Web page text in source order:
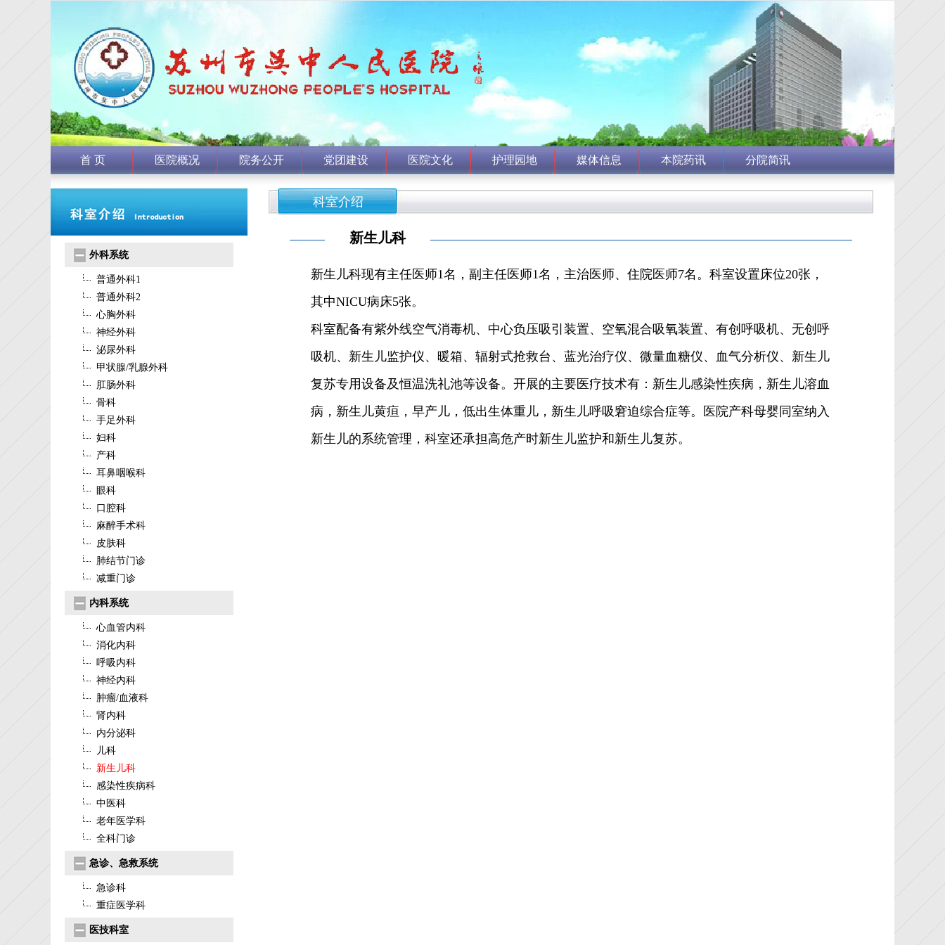
首 页 医院概况 院务公开 党团建设 医院文化 护理园地 媒体信息 本院药讯 分院简讯
外科系统
普通外科1
普通外科2
心胸外科
神经外科
泌尿外科
甲状腺/乳腺外科
肛肠外科
骨科
手足外科
妇科
产科
耳鼻咽喉科
眼科
口腔科
麻醉手术科
皮肤科
肺结节门诊
减重门诊
内科系统
心血管内科
消化内科
呼吸内科
神经内科
肿瘤/血液科
肾内科
内分泌科
儿科
新生儿科
感染性疾病科
中医科
老年医学科
全科门诊
急诊、急救系统
急诊科
重症医学科
医技科室
科室介绍
新生儿科
新生儿科现有主任医师1名，副主任医师1名，主治医师、住院医师7名。科室设置床位20张，
其中NICU病床5张。
科室配备有紫外线空气消毒机、中心负压吸引装置、空氧混合吸氧装置、有创呼吸机、无创呼
吸机、新生儿监护仪、暖箱、辐射式抢救台、蓝光治疗仪、微量血糖仪、血气分析仪、新生儿
复苏专用设备及恒温洗礼池等设备。开展的主要医疗技术有：新生儿感染性疾病，新生儿溶血
病，新生儿黄疸，早产儿，低出生体重儿，新生儿呼吸窘迫综合症等。医院产科母婴同室纳入
新生儿的系统管理，科室还承担高危产时新生儿监护和新生儿复苏。